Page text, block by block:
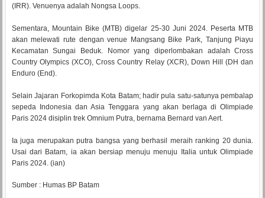
(IRR). Venuenya adalah Nongsa Loops.
Sementara, Mountain Bike (MTB) digelar 25-30 Juni 2024. Peserta MTB
akan melewati rute dengan venue Mangsang Bike Park, Tanjung Piayu
Kecamatan Sungai Beduk. Nomor yang diperlombakan adalah Cross
Country Olympics (XCO), Cross Country Relay (XCR), Down Hill (DH dan
Enduro (End).
Selain Jajaran Forkopimda Kota Batam; hadir pula satu-satunya pembalap
sepeda Indonesia dan Asia Tenggara yang akan berlaga di Olimpiade
Paris 2024 disiplin trek Omnium Putra, bernama Bernard van Aert.
Ia juga merupakan putra bangsa yang berhasil meraih ranking 20 dunia.
Usai dari Batam, ia akan bersiap menuju menuju Italia untuk Olimpiade
Paris 2024. (ian)
Sumber : Humas BP Batam